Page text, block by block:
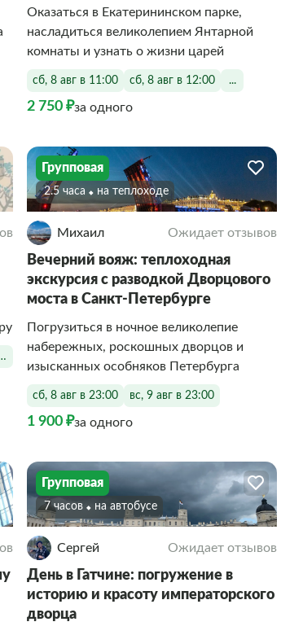
Оказаться в Екатерининском парке,
насладиться великолепием Янтарной
комнаты и узнать о жизни царей
сб, 8 авг в 11:00 сб, 8 авг в 12:00 ...
2 750 ₽за одного
до 21:30
Групповая
2.5 часа На теплоходе
Михаил Ожидает отзывов
Вечерний вояж: теплоходная
экскурсия с разводкой Дворцового
моста в Санкт-Петербурге
Погрузиться в ночное великолепие
набережных, роскошных дворцов и
изысканных особняков Петербурга
сб, 8 авг в 23:00 вс, 9 авг в 23:00
1 900 ₽за одного
Групповая
7 часов На автобусе
Сергей Ожидает отзывов
День в Гатчине: погружение в
историю и красоту императорского
дворца